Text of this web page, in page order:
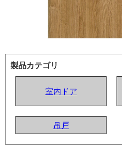
製品カテゴリ
室内ドア
吊戸